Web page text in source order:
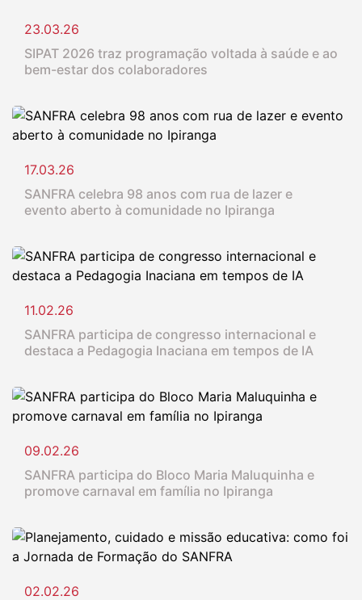
23.03.26
SIPAT 2026 traz programação voltada à saúde e ao
bem-estar dos colaboradores
17.03.26
SANFRA celebra 98 anos com rua de lazer e
evento aberto à comunidade no Ipiranga
11.02.26
SANFRA participa de congresso internacional e
destaca a Pedagogia Inaciana em tempos de IA
09.02.26
SANFRA participa do Bloco Maria Maluquinha e
promove carnaval em família no Ipiranga
02.02.26